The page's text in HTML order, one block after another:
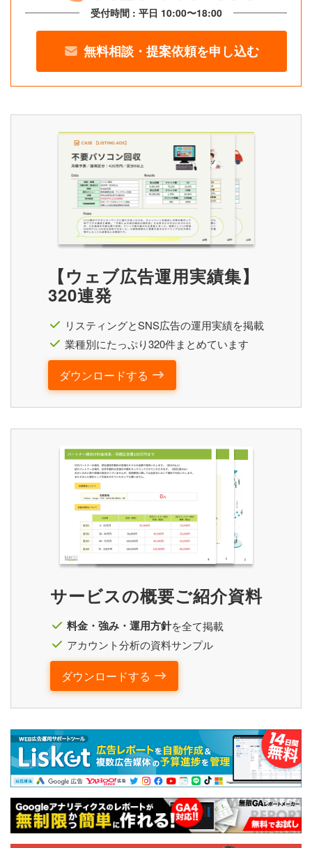
受付時間 : 平日 10:00〜18:00
無料相談・提案依頼を申し込む
【ウェブ広告運用実績集】
320連発
リスティングとSNS広告の運用実績を掲載
業種別にたっぷり320件まとめています
ダウンロードする
サービスの概要ご紹介資料
料金・強み・運用方針を全て掲載
アカウント分析の資料サンプル
ダウンロードする